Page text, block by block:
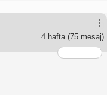
4 hafta(75 mesaj)